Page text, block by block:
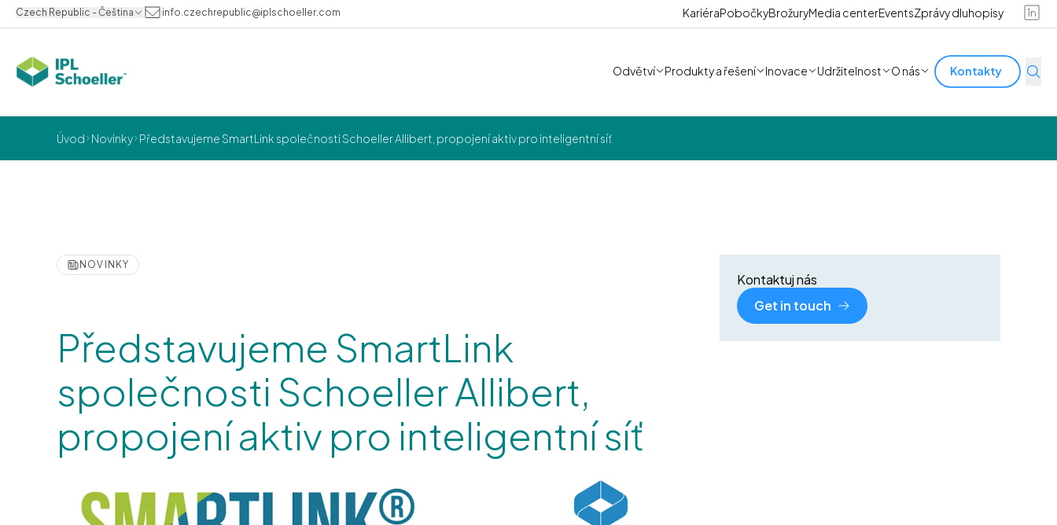
Czech Republic - Čeština info.czechrepublic@iplschoeller.com KariéraPobočkyBrožuryMedia centerEventsZprávy dluhopisy
Odvětví Produkty a řešení Inovace Udržitelnost O nás Kontakty
Úvod Novinky Představujeme SmartLink společnosti Schoeller Allibert, propojení aktiv pro inteligentní síť
NOVINKY
Představujeme SmartLink
společnosti Schoeller Allibert,
propojení aktiv pro inteligentní síť
Kontaktuj nás
Get in touch